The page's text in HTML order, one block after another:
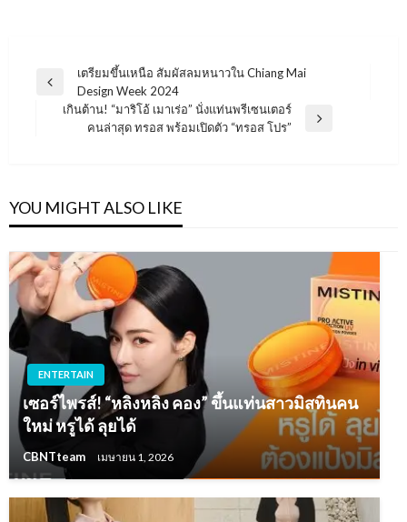
แนะแนว
เรื่อง
Previous
เตรียมขึ้นเหนือ สัมผัสลมหนาวใน Chiang Mai
Design Week 2024
เกินต้าน! “มาริโอ้ เมาเร่อ” นั่งแท่นพรีเซนเตอร์
คนล่าสุด ทรอส พร้อมเปิดตัว “ทรอส โปร”
YOU MIGHT ALSO LIKE
ENTERTAIN
เซอร์ไพรส์! “หลิงหลิง คอง” ขึ้นแท่นสาวมิสทินคน
ใหม่ หรูได้ ลุยได้
CBNTteam เมษายน 1, 2026